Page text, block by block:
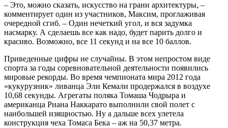
– Это, можно сказать, искусство на грани архитектуры, –
комментирует один из участников, Максим, проглаживая
очередной сгиб. – Один нечеткий угол, и вся задумка
насмарку. А сделаешь все как надо, будет парить долго и
красиво. Возможно, все 11 секунд и на все 10 баллов.
Приведенные цифры не случайны. В этом непростом виде
спорта за годы соревновательной деятельности появились
мировые рекорды. Во время чемпионата мира 2012 года
«кукурузник» ливанца Эли Кемали продержался в воздухе
10,68 секунды. Агрегаты поляка Томаша Чодрыра и
американца Риана Наккарато выполнили свой полет с
наибольшей изящностью. Ну а дальше всех улетела
конструкция чеха Томаса Бека – аж на 50,37 метра.